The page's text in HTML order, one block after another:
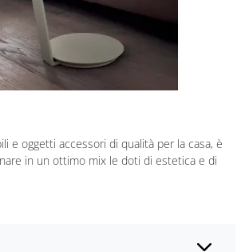
e oggetti accessori di qualità per la casa, è
in un ottimo mix le doti di estetica e di